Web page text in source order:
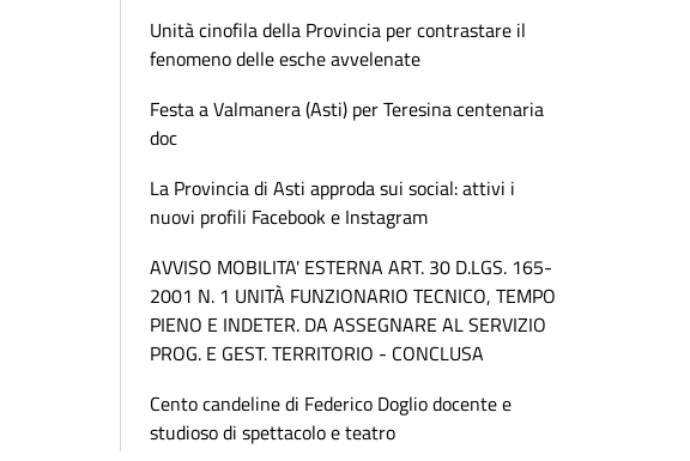
Unità cinofila della Provincia per contrastare il
fenomeno delle esche avvelenate
Festa a Valmanera (Asti) per Teresina centenaria
doc
La Provincia di Asti approda sui social: attivi i
nuovi profili Facebook e Instagram
AVVISO MOBILITA' ESTERNA ART. 30 D.LGS. 165-
2001 N. 1 UNITÀ FUNZIONARIO TECNICO, TEMPO
PIENO E INDETER. DA ASSEGNARE AL SERVIZIO
PROG. E GEST. TERRITORIO - CONCLUSA
Cento candeline di Federico Doglio docente e
studioso di spettacolo e teatro